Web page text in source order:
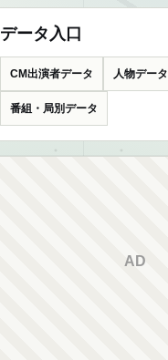
データ入口
CM出演者データ 人物データ
番組・局別データ
AD